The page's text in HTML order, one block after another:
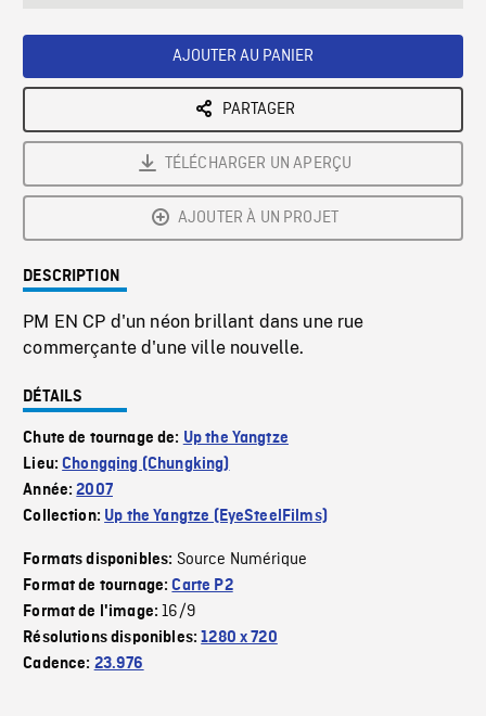
AJOUTER AU PANIER
PARTAGER
TÉLÉCHARGER UN APERÇU
AJOUTER À UN PROJET
DESCRIPTION
PM EN CP d'un néon brillant dans une rue
commerçante d'une ville nouvelle.
DÉTAILS
Chute de tournage de: Up the Yangtze
Lieu:Chongqing (Chungking)
Année:2007
Collection: Up the Yangtze (EyeSteelFilms)
Formats disponibles: Source Numérique
Format de tournage:Carte P2
Format de l'image:16/9
Résolutions disponibles:1280 x 720
Cadence: 23.976